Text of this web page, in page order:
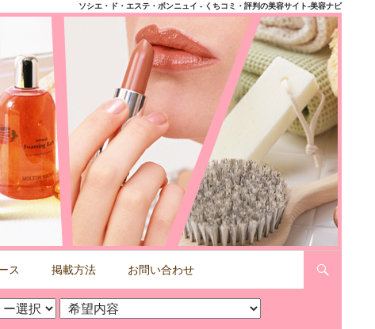
ソシエ・ド・エステ・ボンニュイ - くちコミ・評判の美容サイト-美容ナビ
ス 掲載方法 お問い合わせ